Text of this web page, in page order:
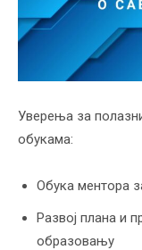
Уверења за
обукама:
Обука ментора
Развој плана и
образовању